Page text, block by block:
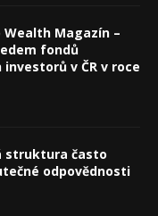
Wealth Magazín –
fondů
v ČR v roce
struktura často
odpovědnosti